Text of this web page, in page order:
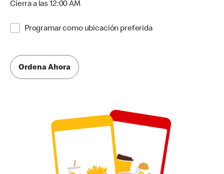
Cierra a las 12:00 AM
Programar como ubicación preferida
Ordena Ahora